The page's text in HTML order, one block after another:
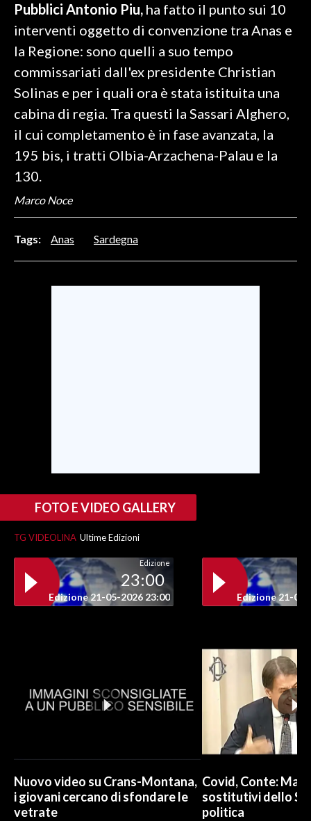
#CARAUNIONE
3 MINUTI CON
INSULARITÀ
Pubblici Antonio Piu, ha fatto il punto sui 10
interventi oggetto di convenzione tra Anas e
la Regione: sono quelli a suo tempo
commissariati dall'ex presidente Christian
Solinas e per i quali ora è stata istituita una
cabina di regia. Tra questi la Sassari Alghero,
il cui completamento è in fase avanzata, la
195 bis, i tratti Olbia-Arzachena-Palau e la
130.
Marco Noce
Tags: Anas Sardegna
FOTO E VIDEO GALLERY
TG VIDEOLINA Ultime Edizioni
Edizione
23:00
Edizione 21-05-2026 23:00 Edizione 21-05-
Nuovo video su Crans-Montana,
i giovani cercano di sfondare le
vetrate
Covid, Conte: Mai
sostitutivi dello
politica